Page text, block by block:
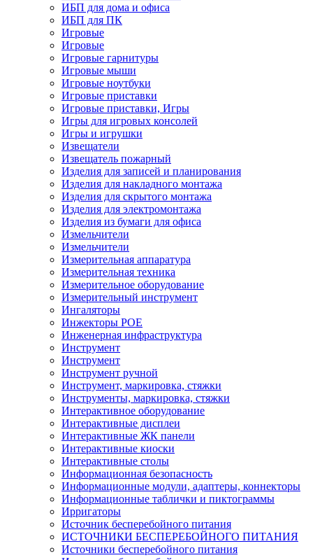
ИБП для дома и офиса
ИБП для ПК
Игровые
Игровые
Игровые гарнитуры
Игровые мыши
Игровые ноутбуки
Игровые приставки
Игровые приставки, Игры
Игры для игровых консолей
Игры и игрушки
Извещатели
Извещатель пожарный
Изделия для записей и планирования
Изделия для накладного монтажа
Изделия для скрытого монтажа
Изделия для электромонтажа
Изделия из бумаги для офиса
Измельчители
Измельчители
Измерительная аппаратура
Измерительная техника
Измерительное оборудование
Измерительный инструмент
Ингаляторы
Инжекторы POE
Инженерная инфраструктура
Инструмент
Инструмент
Инструмент ручной
Инструмент, маркировка, стяжки
Инструменты, маркировка, стяжки
Интерактивное оборудование
Интерактивные дисплеи
Интерактивные ЖК панели
Интерактивные киоски
Интерактивные столы
Информационная безопасность
Информационные модули, адаптеры, коннекторы
Информационные таблички и пиктограммы
Ирригаторы
Источник бесперебойного питания
ИСТОЧНИКИ БЕСПЕРЕБОЙНОГО ПИТАНИЯ
Источники бесперебойного питания